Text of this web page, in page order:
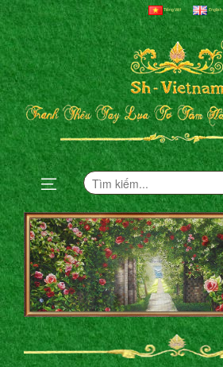
Tiếng Việt English